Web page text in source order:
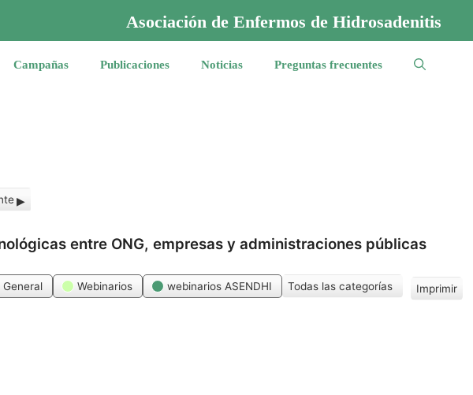
Asociación de Enfermos de Hidrosadenitis
Campañas Publicaciones Noticias Preguntas frecuentes
entre ONG, empresas y administraciones públicas
General Webinarios webinarios ASENDHI Todas las categorías Imprimir
V